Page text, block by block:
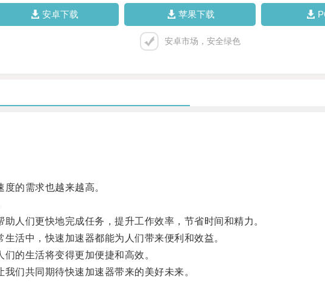
安卓下载 苹果下载
安卓市场，安全绿色
的需求也越来越高。
们更快地完成任务，提升工作效率，节省时间和精力。
中，快速加速器都能为人们带来便利和效益。
的生活将变得更加便捷和高效。
共同期待快速加速器带来的美好未来。